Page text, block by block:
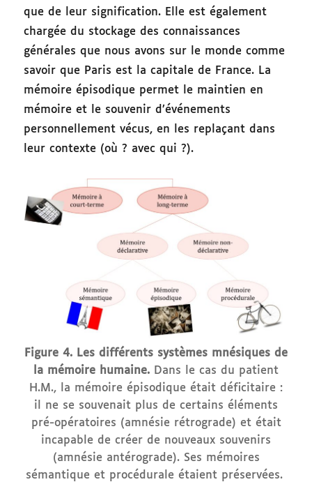
que de leur signification. Elle est également
chargée du stockage des connaissances
générales que nous avons sur le monde comme
savoir que Paris est la capitale de France. La
mémoire épisodique permet le maintien en
mémoire et le souvenir d’événements
personnellement vécus, en les replaçant dans
leur contexte (où ? avec qui ?).
Figure 4. Les différents systèmes mnésiques de
la mémoire humaine. Dans le cas du patient
H.M., la mémoire épisodique était déficitaire :
il ne se souvenait plus de certains éléments
pré-opératoires (amnésie rétrograde) et était
incapable de créer de nouveaux souvenirs
(amnésie antérograde). Ses mémoires
sémantique et procédurale étaient préservées.